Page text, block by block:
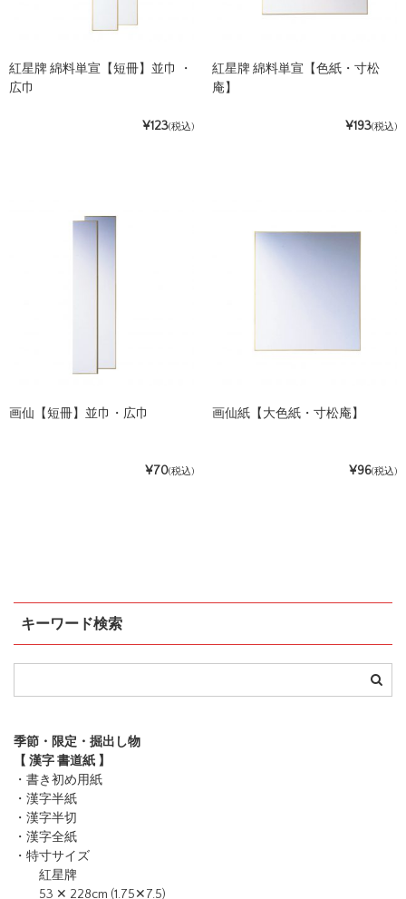
紅星牌 綿料単宣【短冊】並巾 ・
広巾
¥123(税込)
紅星牌 綿料単宣【色紙・寸松
庵】
¥193(税込)
画仙【短冊】並巾・広巾
¥70(税込)
画仙紙【大色紙・寸松庵】
¥96(税込)
キーワード検索
季節・限定・掘出し物
【 漢字 書道紙 】
・書き初め用紙
・漢字半紙
・漢字半切
・漢字全紙
・特寸サイズ
紅星牌
53 ✕ 228cm (1.75✕7.5)